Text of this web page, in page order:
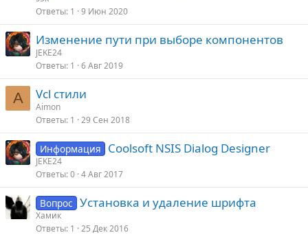
Ответы 1 9 Июн 2020
Изменение пути при выборе компонентов
JEKE24
Ответы 1 6 Авг 2019
A Vcl стили
Aimon
Ответы 1 29 Сен 2018
Информация Coolsoft NSIS Dialog Designer
JEKE24
Ответы 0 4 Авг 2017
Вопрос Установка и удаление шрифта
Хамик
Ответы 1 25 Дек 2016